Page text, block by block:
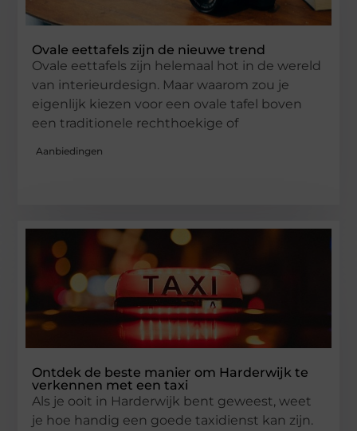
Ovale eettafels zijn de nieuwe trend
Ovale eettafels zijn helemaal hot in de wereld
van interieurdesign. Maar waarom zou je
eigenlijk kiezen voor een ovale tafel boven
een traditionele rechthoekige of
Aanbiedingen
Ontdek de beste manier om Harderwijk te
verkennen met een taxi
Als je ooit in Harderwijk bent geweest, weet
je hoe handig een goede taxidienst kan zijn.